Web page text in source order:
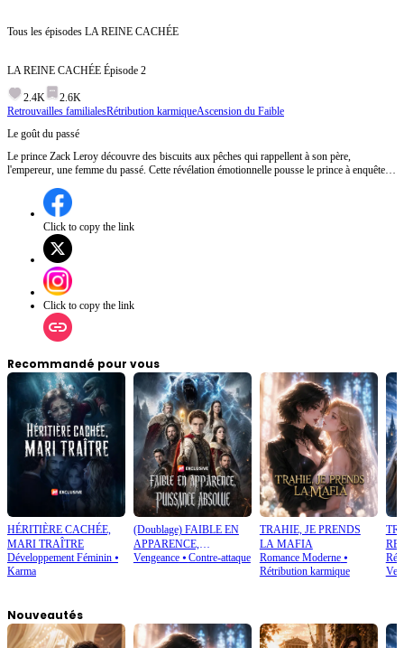
Tous les épisodes LA REINE CACHÉE
LA REINE CACHÉE Épisode 2
2.4K
2.6K
Retrouvailles familialesRétribution karmiqueAscension du Faible
Le goût du passé
Le prince Zack Leroy découvre des biscuits aux pêches qui rappellent à son père,
l'empereur, une femme du passé. Cette révélation émotionnelle pousse le prince à enquêter
biscuits qui hantent l'empereur depuis plus de vingt ans ?
Click to copy the link
Click to copy the link
Recommandé pour vous
HÉRITIÈRE CACHÉE,
MARI TRAÎTRE
Développement Féminin ⦁
Karma
(Doublage) FAIBLE EN
APPARENCE,
PUISSANCE ABSOLUE
Vengeance⦁ Contre-attaque
TRAHIE, JE PRENDS
LA MAFIA
Romance Moderne⦁
Rétribution karmique
Nouveautés